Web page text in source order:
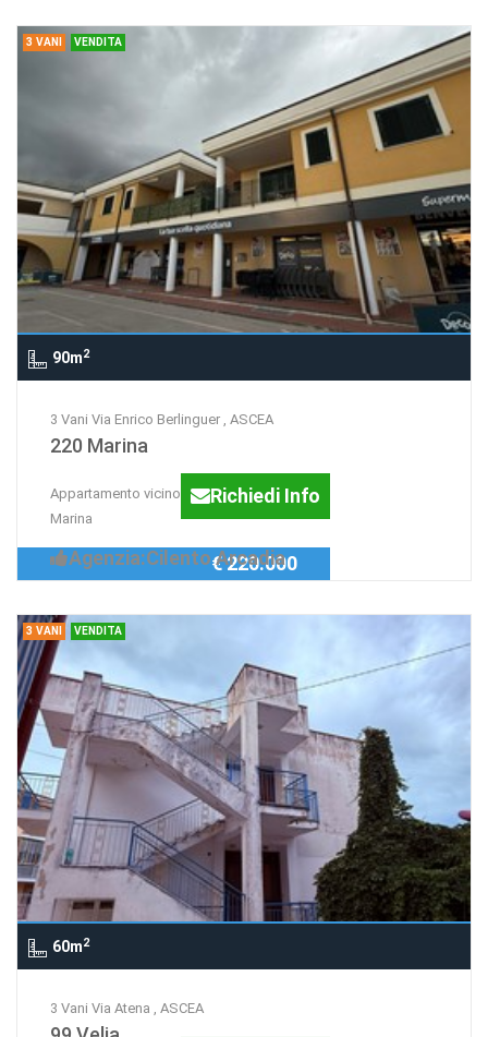
3 VANI VENDITA
90m2
3 Vani Via Enrico Berlinguer , ASCEA
220 Marina
Appartamento vicino al mare Ascea
Marina
Richiedi Info
Agenzia:Cilento Arcadia
€ 220.000
3 VANI VENDITA
60m2
3 Vani Via Atena , ASCEA